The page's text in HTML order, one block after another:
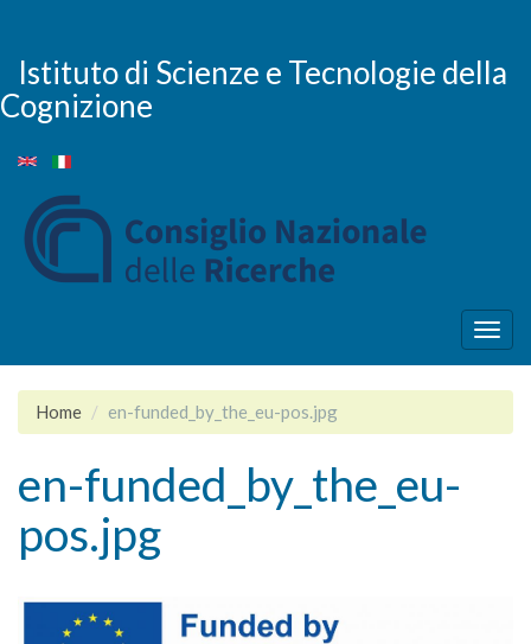
main
content
Istituto di Scienze e Tecnologie della
Cognizione
Home en-funded_by_the_eu-pos.jpg
en-funded_by_the_eu-
pos.jpg